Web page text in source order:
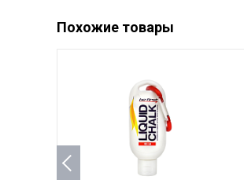
Похожие товары